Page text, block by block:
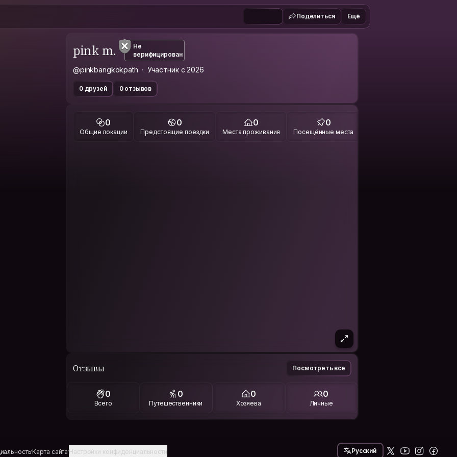
Поделиться Ещё
pink m.
Не
верифицирован
@pinkbangkokpath Участник с 2026
0 друзей 0 отзывов
0
Общие локации
0
Предстоящие поездки
0
Места проживания
0
Посещённые места
Отзывы Посмотреть все
0
Всего
0
Путешественники
0
Хозяева
0
Личные
Карта сайтаНастройки конфиденциальности Русский